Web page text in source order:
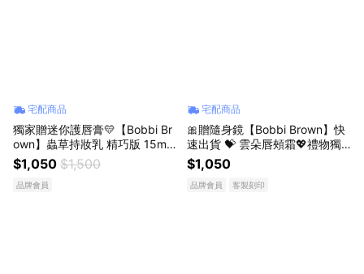
宅配商品
獨家贈迷你護唇膏💛【Bobbi Br
own】蟲草持妝乳 精巧版 15ml
#素顏提亮 #防護抗UV｜生日禮
物｜送女友
$1,050 $1,500
品牌會員
宅配商品
🎀贈隨身鏡【Bobbi Brown】快
速出貨 💝 雲朵唇頰霜💖禮物獨
家刻印慕斯質地 送女友 生日禮
物｜收禮者自選色號 | 雲朵腮紅
#刻印禮物
$1,050
品牌會員 客製刻印